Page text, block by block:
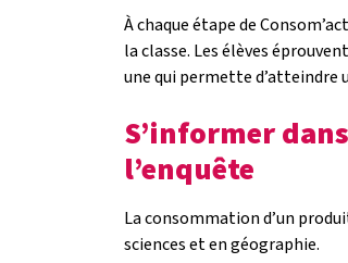
À chaque étape de
la classe. Les élèves
une qui permette d’atteindre
S’informer
l’enquête
La consommation d’un
sciences et en géographie.